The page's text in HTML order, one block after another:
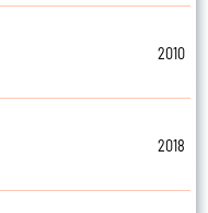
2010
2018